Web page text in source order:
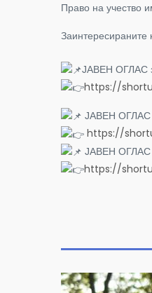
Право на учество
Заинтересираните
ЈАВЕН ОГЛАС
https://
ЈАВЕН ОГЛАС
https://
ЈАВЕН ОГЛАС
https://